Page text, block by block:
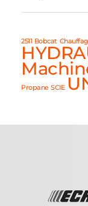
2511 Bobcat
Propane SCIE